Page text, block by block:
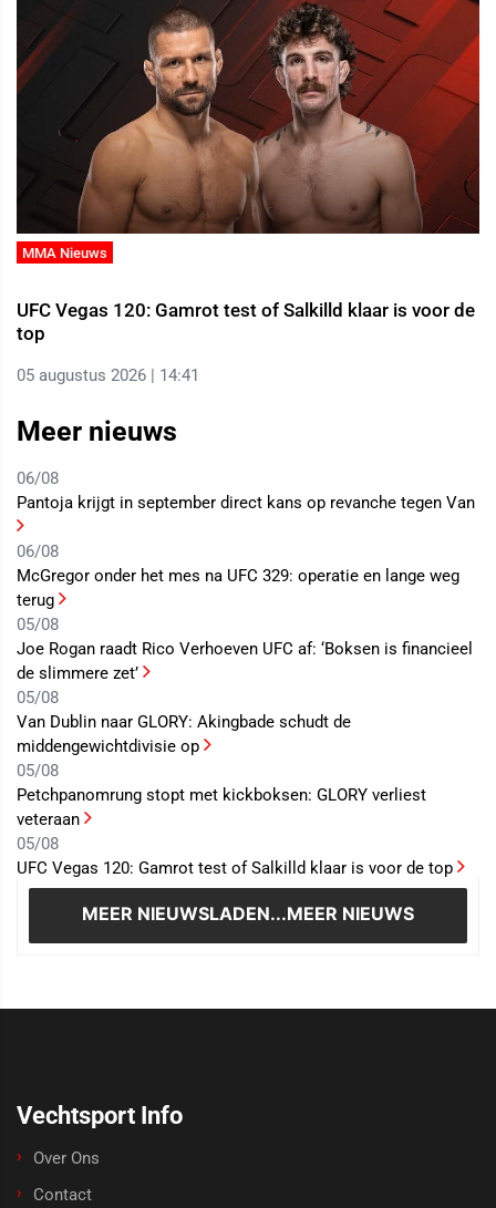
MMA Nieuws
UFC Vegas 120: Gamrot test of Salkilld klaar is voor de
top
05 augustus 2026 | 14:41
Meer nieuws
06/08
Pantoja krijgt in september direct kans op revanche tegen Van
06/08
McGregor onder het mes na UFC 329: operatie en lange weg
terug
05/08
Joe Rogan raadt Rico Verhoeven UFC af: ‘Boksen is financieel
de slimmere zet’
05/08
Van Dublin naar GLORY: Akingbade schudt de
middengewichtdivisie op
05/08
Petchpanomrung stopt met kickboksen: GLORY verliest
veteraan
05/08
UFC Vegas 120: Gamrot test of Salkilld klaar is voor de top
MEER NIEUWSLADEN...MEER NIEUWS
Vechtsport Info
Over Ons
Contact